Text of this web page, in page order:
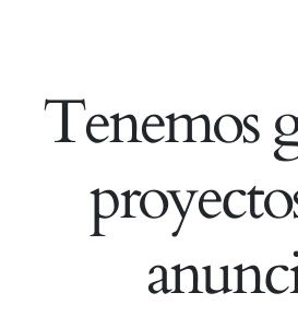
Tenemos